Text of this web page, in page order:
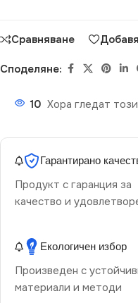
Сравняване
Споделяне:
10 Хора гледат
Гарантирано
Продукт с гаранция за
качество и
Екологичен избор
Произведен с
материали и методи